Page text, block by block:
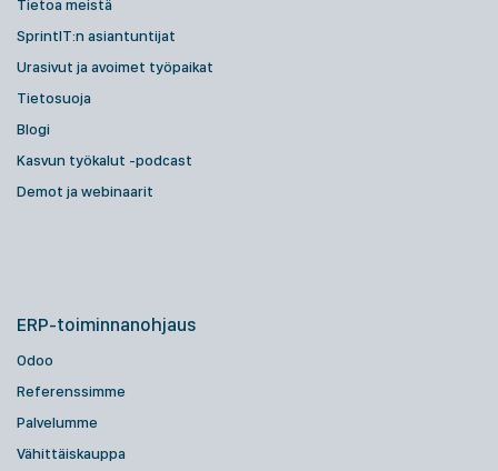
Tietoa meistä
SprintIT:n asiantuntijat
Urasivut ja avoimet työpaikat
Tietosuoja
Blogi
Kasvun työkalut -podcast
Demot ja webinaarit
ERP-toiminnanohjaus
Odoo
Referenssimme
Palvelumme
Vähittäiskauppa